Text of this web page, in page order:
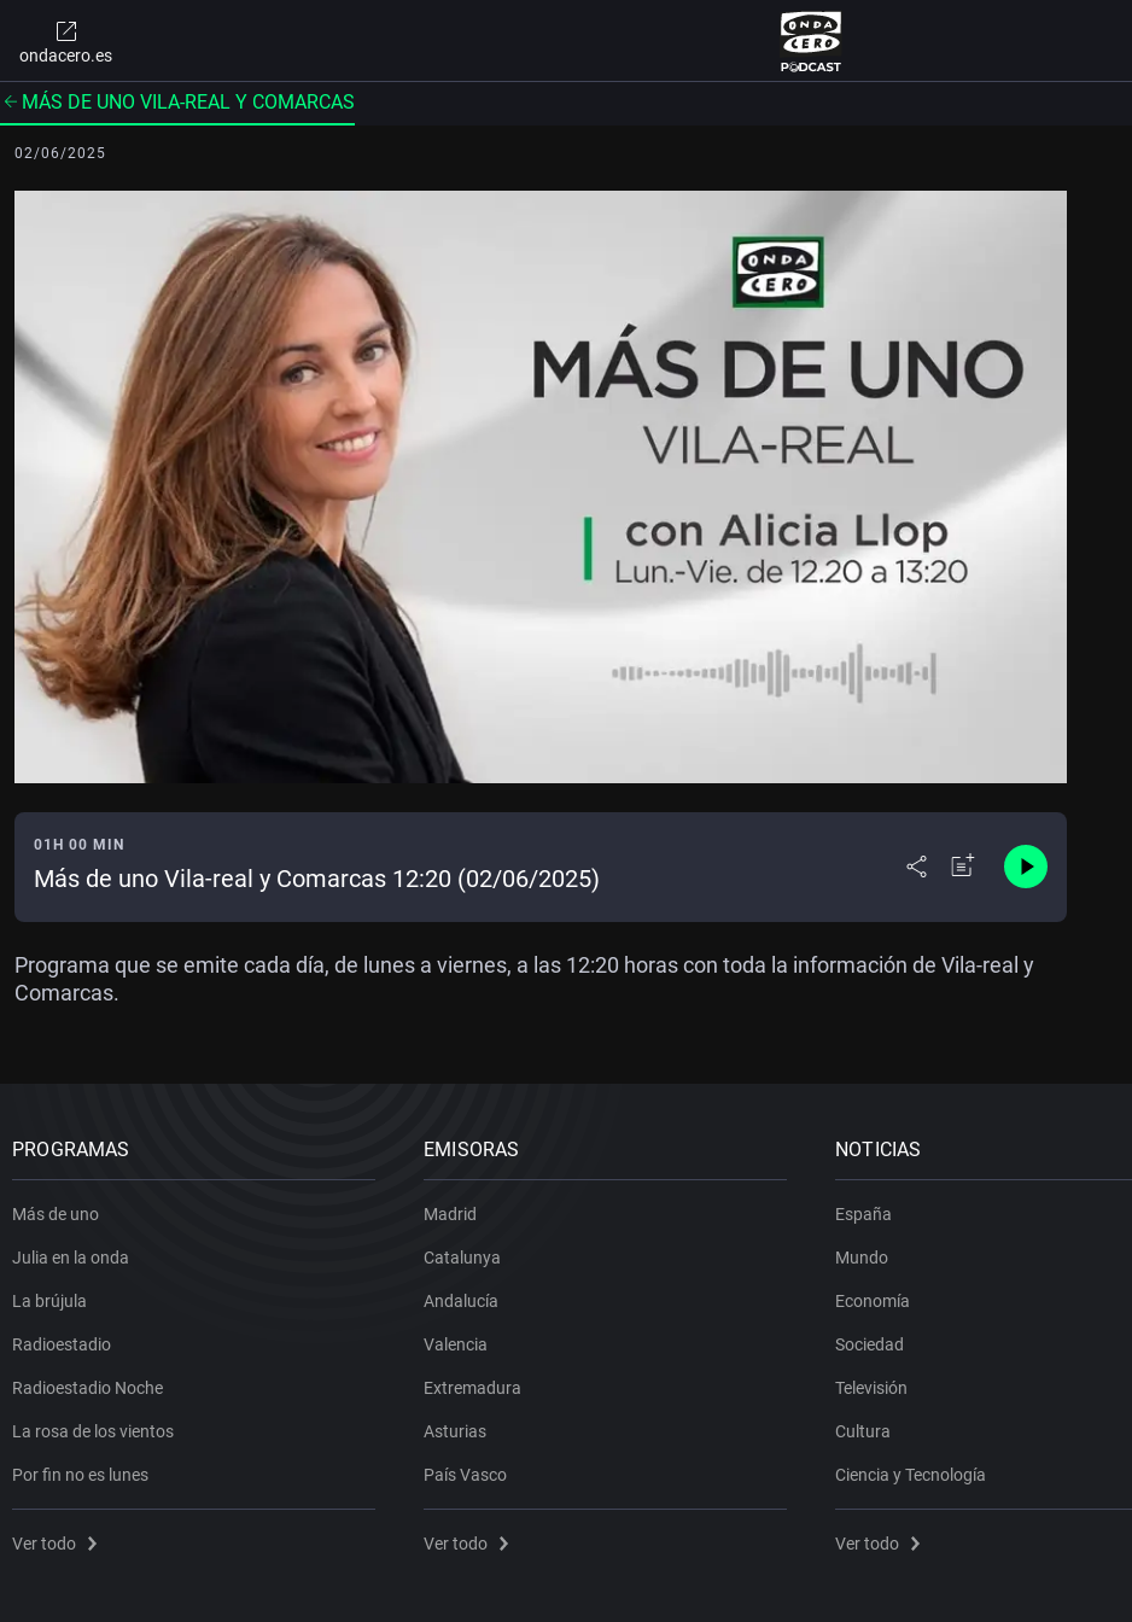
ondacero.es
MÁS DE UNO VILA-REAL Y COMARCAS
02/06/2025
01H 00 MIN
Más de uno Vila-real y Comarcas 12:20 (02/06/2025)
Programa que se emite cada día, de lunes a viernes, a las 12:20 horas con toda la información de Vila-real y
Comarcas.
PROGRAMAS
Más de uno
Julia en la onda
La brújula
Radioestadio
Radioestadio Noche
La rosa de los vientos
Por fin no es lunes
Ver todo
EMISORAS
Madrid
Catalunya
Andalucía
Valencia
Extremadura
Asturias
País Vasco
Ver todo
NOTICIAS
España
Mundo
Economía
Sociedad
Televisión
Cultura
Ciencia y Tecnología
Ver todo